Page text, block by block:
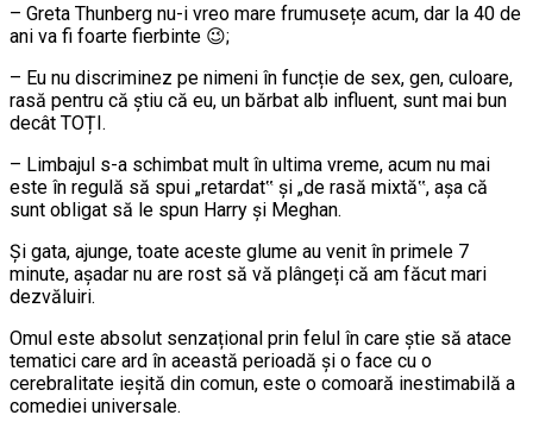
– Greta Thunberg nu-i vreo mare frumusețe acum, dar la 40 de
ani va fi foarte fierbinte 😉;
– Eu nu discriminez pe nimeni în funcție de sex, gen, culoare,
rasă pentru că știu că eu, un bărbat alb influent, sunt mai bun
decât TOȚI.
– Limbajul s-a schimbat mult în ultima vreme, acum nu mai
este în regulă să spui „retardat‟ și „de rasă mixtă‟, așa că
sunt obligat să le spun Harry și Meghan.
Și gata, ajunge, toate aceste glume au venit în primele 7
minute, așadar nu are rost să vă plângeți că am făcut mari
dezvăluiri.
Omul este absolut senzațional prin felul în care știe să atace
tematici care ard în această perioadă și o face cu o
cerebralitate ieșită din comun, este o comoară inestimabilă a
comediei universale.